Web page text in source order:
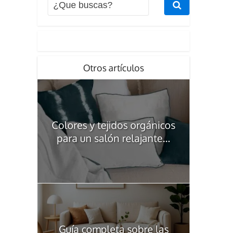
Otros artículos
Colores y tejidos orgánicos
para un salón relajante...
Guía completa sobre las